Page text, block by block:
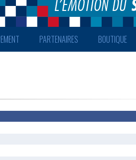
PARTENAIRES BOUTIQUE